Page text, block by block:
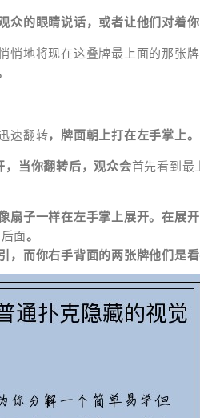
众的眼睛说话，或者让他们对着你
悄地将现在这叠牌最上面的那张
速翻转，牌面朝上打在左手掌上。
，当你翻转后，观众会首先看到最
扇子一样在左手掌上展开。在展
面。
，而你右手背面的两张牌他们是看